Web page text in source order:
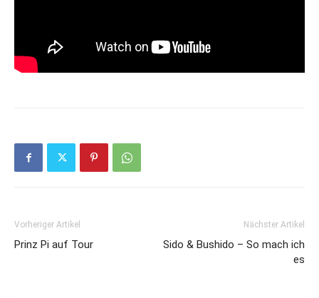
Vorheriger Artikel
Prinz Pi auf Tour
Nächster Artikel
Sido & Bushido – So mach ich
es